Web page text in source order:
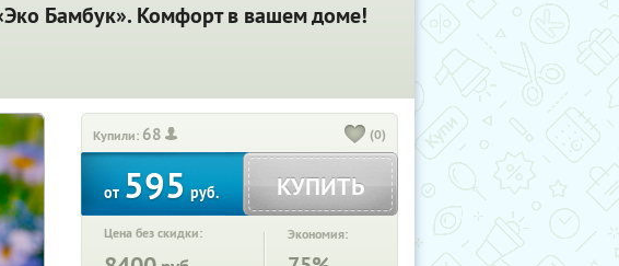
Бамбук». Комфорт в вашем доме!
Купили: 68 (0)
от595руб. КУПИТЬ
Цена без скидки: Экономия: